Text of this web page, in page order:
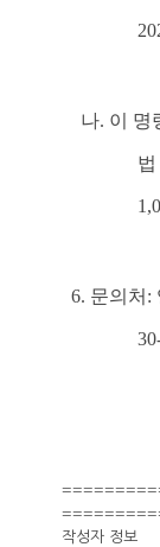
나. 이 명
6. 문의처:
작성자 정보